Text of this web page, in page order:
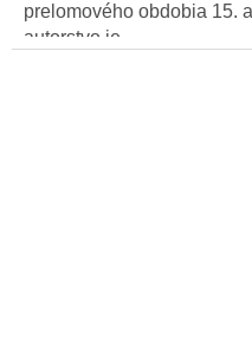
prelomového obdobia 15.
autorstvo je...